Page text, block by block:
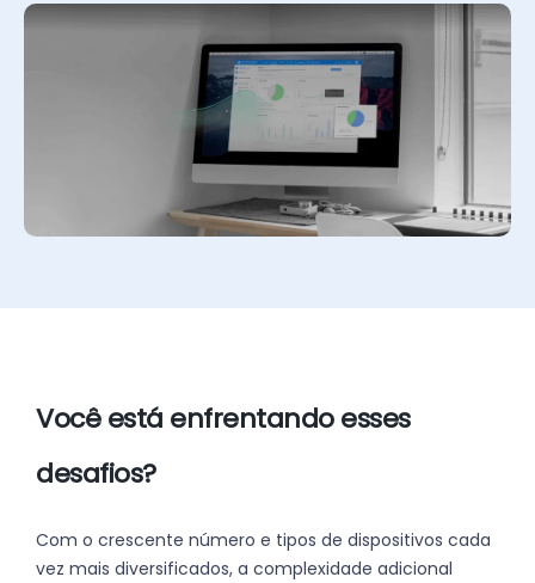
Você está enfrentando esses
desafios?
Com o crescente número e tipos de dispositivos cada
vez mais diversificados, a complexidade adicional